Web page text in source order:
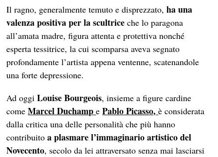
Il ragno, generalmente temuto e disprezzato,ha una
valenza positiva per la scultrice che lo paragona
all’amata madre, figura attenta e protettiva nonché
esperta tessitrice, la cui scomparsa aveva segnato
profondamente l’artista appena ventenne, scatenandole
una forte depressione.
Ad oggiLouise Bourgeois, insieme a figure cardine
comeMarcel Duchampe Pablo Picasso, è considerata
dalla critica una delle personalità che più hanno
contribuitoa plasmare l’immaginario artistico del
Novecento, secolo da lei attraversato senza mai lasciarsi